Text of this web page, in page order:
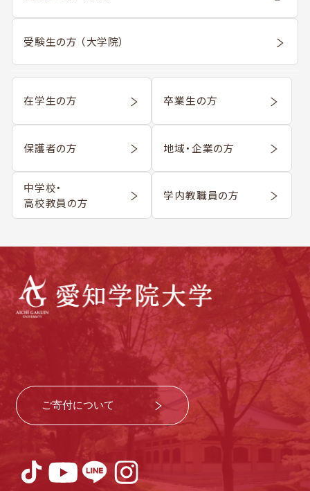
受験生の方 （大学院）
在学生の方 卒業生の方
保護者の方 地域・企業の方
中学校・
高校教員の方
学内教職員の方
ご寄付について